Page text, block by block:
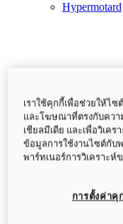
Hypermotard
เราใช้คุกกี้เพื่อช่วยให้ไซ
และโฆษณาที่ตรงกับควา
เชียลมีเดีย และเพื่อวิเคร
ข้อมูลการใช้งานไซต์กับ
พาร์ทเนอร์การวิเคราะห์
การตั้งค่าคุ